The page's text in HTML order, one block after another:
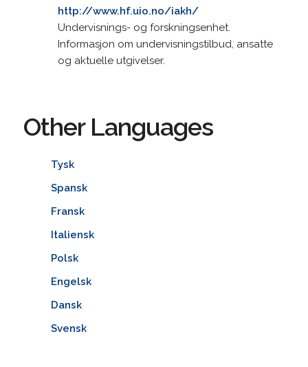
http://www.hf.uio.no/iakh/
Undervisnings- og forskningsenhet.
Informasjon om undervisningstilbud, ansatte
og aktuelle utgivelser.
Other Languages
Tysk
Spansk
Fransk
Italiensk
Polsk
Engelsk
Dansk
Svensk